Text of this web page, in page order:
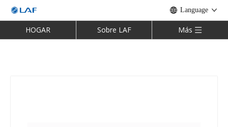
Language
HOGAR Sobre LAF Más